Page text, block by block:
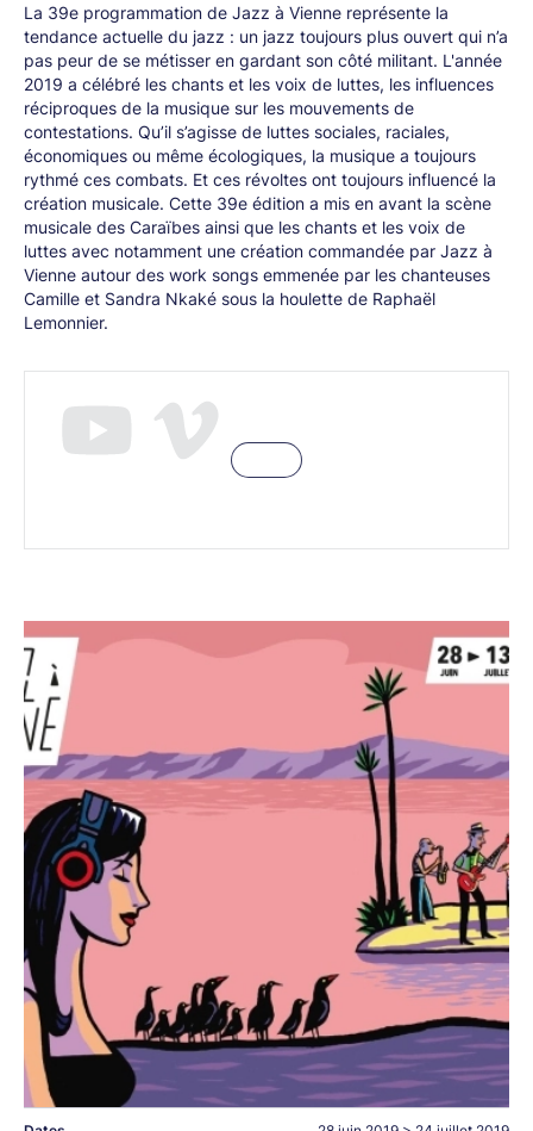
La 39e programmation de Jazz à Vienne représente la
tendance actuelle du jazz : un jazz toujours plus ouvert qui n’a
pas peur de se métisser en gardant son côté militant. L'année
2019 a célébré les chants et les voix de luttes, les influences
réciproques de la musique sur les mouvements de
contestations. Qu’il s’agisse de luttes sociales, raciales,
économiques ou même écologiques, la musique a toujours
rythmé ces combats. Et ces révoltes ont toujours influencé la
création musicale. Cette 39e édition a mis en avant la scène
musicale des Caraïbes ainsi que les chants et les voix de
luttes avec notamment une création commandée par Jazz à
Vienne autour des work songs emmenée par les chanteuses
Camille et Sandra Nkaké sous la houlette de Raphaël
Lemonnier.